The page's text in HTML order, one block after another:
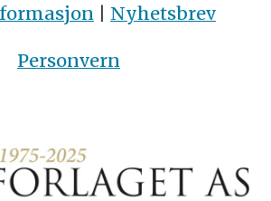
| Nyhetsbrev
Personvern